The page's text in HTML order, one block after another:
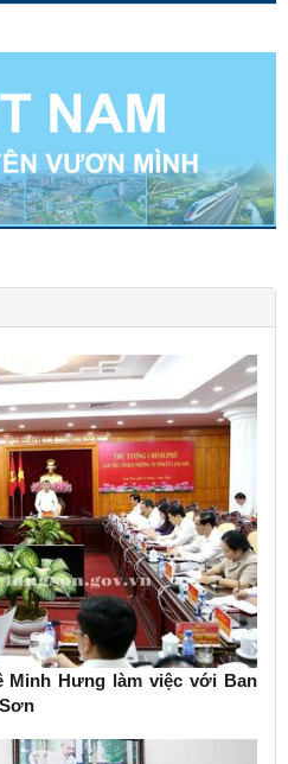
Minh Hưng làm việc với Ban